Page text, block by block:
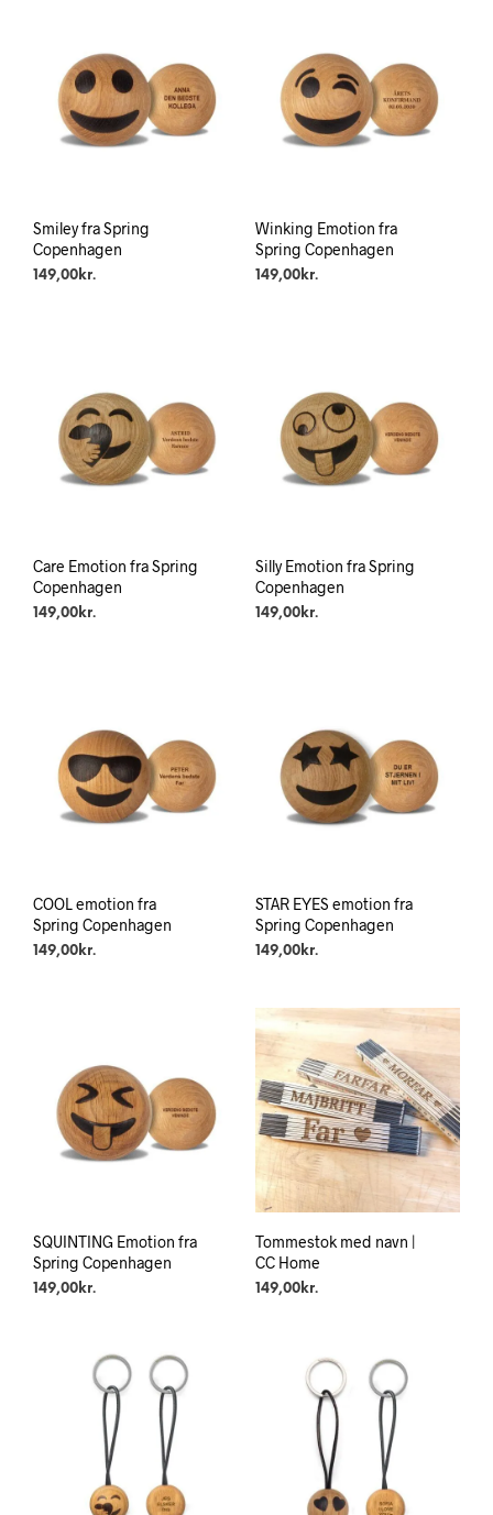
Smiley fra Spring
Copenhagen
149,00 kr.
Winking Emotion fra
Spring Copenhagen
149,00kr.
Care Emotion fra Spring
Copenhagen
149,00 kr.
Silly Emotion fra Spring
Copenhagen
149,00kr.
COOL emotion fra
Spring Copenhagen
149,00 kr.
STAR EYES emotion fra
Spring Copenhagen
149,00kr.
SQUINTING Emotion fra
Spring Copenhagen
149,00 kr.
Tommestok med navn |
CC Home
149,00kr.